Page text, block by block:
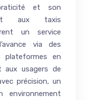
et son
aux taxis
un service
via des
plateformes en
aux usagers de
précision, un
environnement